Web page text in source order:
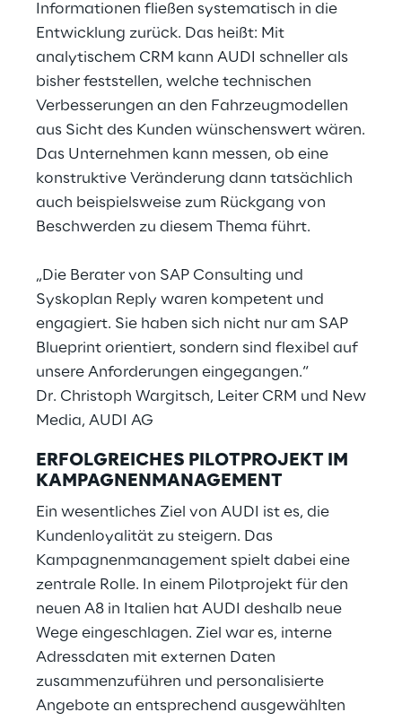
Informationen fließen systematisch in die
Entwicklung zurück. Das heißt: Mit
analytischem CRM kann AUDI schneller als
bisher feststellen, welche technischen
Verbesserungen an den Fahrzeugmodellen
aus Sicht des Kunden wünschenswert wären.
Das Unternehmen kann messen, ob eine
konstruktive Veränderung dann tatsächlich
auch beispielsweise zum Rückgang von
Beschwerden zu diesem Thema führt.
„Die Berater von SAP Consulting und
Syskoplan Reply waren kompetent und
engagiert. Sie haben sich nicht nur am SAP
Blueprint orientiert, sondern sind flexibel auf
unsere Anforderungen eingegangen.“
Dr. Christoph Wargitsch, Leiter CRM und New
Media, AUDI AG
ERFOLGREICHES PILOTPROJEKT IM
KAMPAGNENMANAGEMENT
Ein wesentliches Ziel von AUDI ist es, die
Kundenloyalität zu steigern. Das
Kampagnenmanagement spielt dabei eine
zentrale Rolle. In einem Pilotprojekt für den
neuen A8 in Italien hat AUDI deshalb neue
Wege eingeschlagen. Ziel war es, interne
Adressdaten mit externen Daten
zusammenzuführen und personalisierte
Angebote an entsprechend ausgewählten